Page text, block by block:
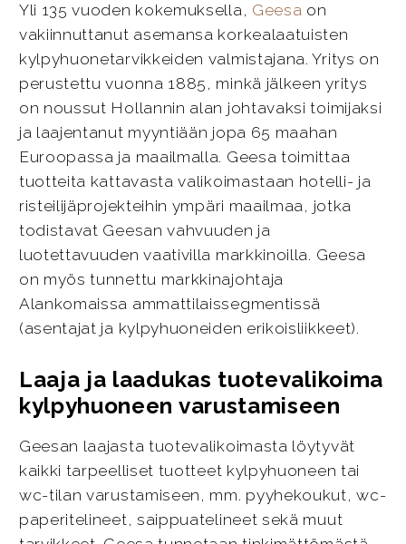
Yli 135 vuoden kokemuksella, Geesa on
vakiinnuttanut asemansa korkealaatuisten
kylpyhuonetarvikkeiden valmistajana. Yritys on
perustettu vuonna 1885, minkä jälkeen yritys
on noussut Hollannin alan johtavaksi toimijaksi
ja laajentanut myyntiään jopa 65 maahan
Euroopassa ja maailmalla. Geesa toimittaa
tuotteita kattavasta valikoimastaan hotelli- ja
risteilijäprojekteihin ympäri maailmaa, jotka
todistavat Geesan vahvuuden ja
luotettavuuden vaativilla markkinoilla. Geesa
on myös tunnettu markkinajohtaja
Alankomaissa ammattilaissegmentissä
(asentajat ja kylpyhuoneiden erikoisliikkeet).
Laaja ja laadukas tuotevalikoima
kylpyhuoneen varustamiseen
Geesan laajasta tuotevalikoimasta löytyvät
kaikki tarpeelliset tuotteet kylpyhuoneen tai
wc-tilan varustamiseen, mm. pyyhekoukut, wc-
paperitelineet, saippuatelineet sekä muut